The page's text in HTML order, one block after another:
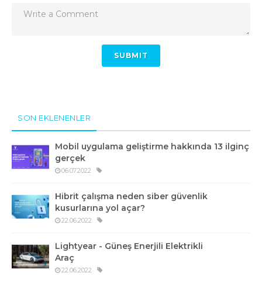
SON EKLENENLER
Mobil uygulama geliştirme hakkında 13 ilginç
gerçek
06.07.2022
Hibrit çalışma neden siber güvenlik
kusurlarına yol açar?
22.06.2022
Lightyear - Güneş Enerjili Elektrikli
Araç
22.06.2022